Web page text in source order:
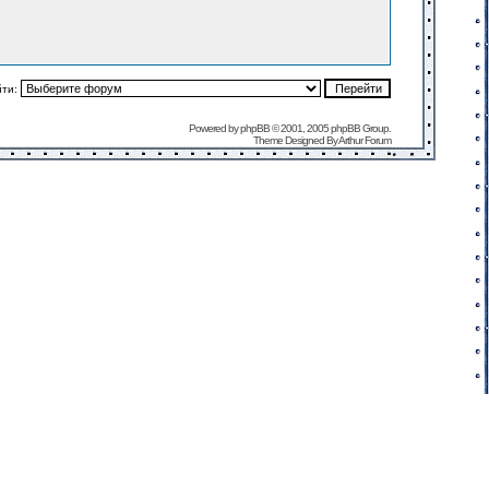
Powered byphpBB© 2001, 2005 phpBB Group.
Theme Designed ByArthur Forum